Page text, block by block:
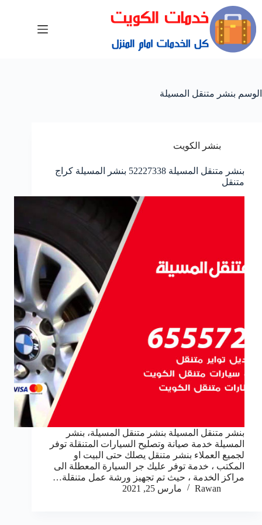
الوسم بنشر متنقل المسيلة
بنشر الكويت
بنشر متنقل المسيلة 52227338 بنشر المسيلة كراج
متنقل
بنشر متنقل المسيلة بنشر متنقل المسيلة، بنشر
المسيلة خدمة صيانة وتصليح السيارات المتنقلة توفر
لجميع العملاء بنشر متنقل يصلك حتى البيت او
المكتب ، خدمة توفر عليك جر السيارة المعطلة الى
مراكز الخدمة ، حيث تم تجهيز ورشة عمل متنقلة…
Rawan
مارس 25, 2021